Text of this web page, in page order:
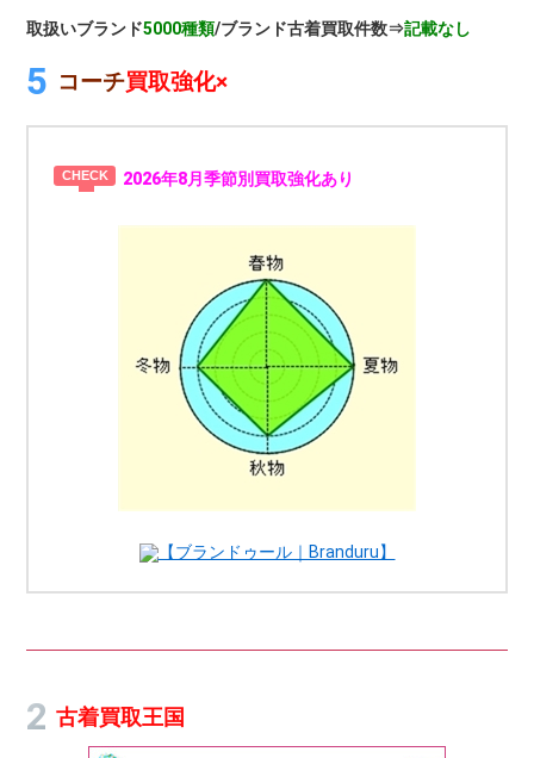
取扱いブランド5000種類/ブランド古着買取件数⇒記載なし
コーチ買取強化×
2026年8月季節別買取強化あり
【ブランドゥール｜Branduru】
古着買取王国